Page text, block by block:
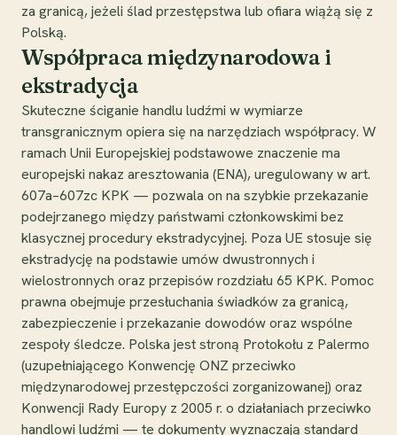
za granicą, jeżeli ślad przestępstwa lub ofiara wiążą się z
Polską.
Współpraca międzynarodowa i
ekstradycja
Skuteczne ściganie handlu ludźmi w wymiarze
transgranicznym opiera się na narzędziach współpracy. W
ramach Unii Europejskiej podstawowe znaczenie ma
europejski nakaz aresztowania (ENA), uregulowany w art.
607a–607zc KPK — pozwala on na szybkie przekazanie
podejrzanego między państwami członkowskimi bez
klasycznej procedury ekstradycyjnej. Poza UE stosuje się
ekstradycję na podstawie umów dwustronnych i
wielostronnych oraz przepisów rozdziału 65 KPK. Pomoc
prawna obejmuje przesłuchania świadków za granicą,
zabezpieczenie i przekazanie dowodów oraz wspólne
zespoły śledcze. Polska jest stroną Protokołu z Palermo
(uzupełniającego Konwencję ONZ przeciwko
międzynarodowej przestępczości zorganizowanej) oraz
Konwencji Rady Europy z 2005 r. o działaniach przeciwko
handlowi ludźmi — te dokumenty wyznaczają standard